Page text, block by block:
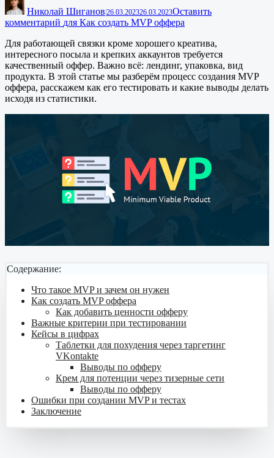
Николай Шиганов 26.03.202326.03.2023Оставить
комментарий для Как создать MVP оффера
Для работающей связки кроме хорошего креатива,
интересного посыла и крепких аккаунтов требуется
качественный оффер. Важно всё: лендинг, упаковка, вид
продукта. В этой статье мы разберём процесс создания MVP
оффера, расскажем как его тестировать и какие выводы делать
исходя из статистики.
Содержание:
Что такое MVP и зачем он нужен
Как создать MVP оффера
Как добавить ценности офферу
Важные критерии при тестировании
Кейсы в цифрах
Таблетки для похудения через таргетинг
VKontakte
Выводы по офферу
Крем для потенции через тизерные сети
Выводы по офферу
Ошибки при создании MVP и тестах
Заключение